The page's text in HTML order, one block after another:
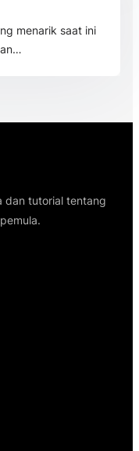
menarik saat ini
dan tutorial tentang